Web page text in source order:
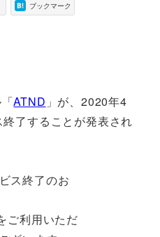
ブックマーク
ATND 」が、2020年4
了することが発表され
ス終了のお
ご利用いただ